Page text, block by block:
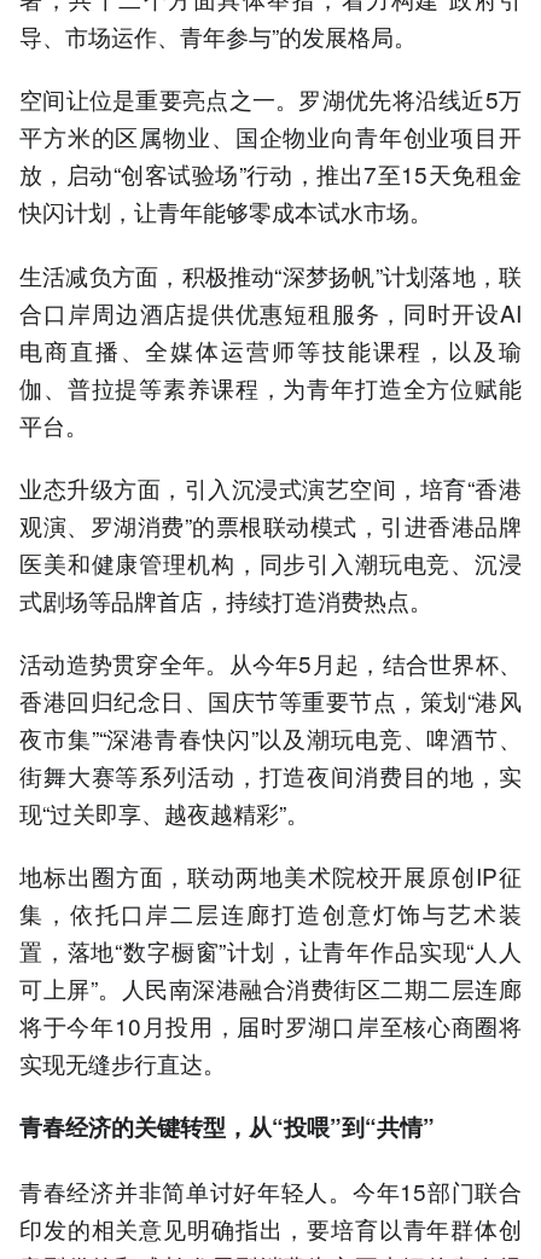
导、市场运作、青年参与”的发展格局。
空间让位是重要亮点之一。罗湖优先将沿线近5万
平方米的区属物业、国企物业向青年创业项目开
放，启动“创客试验场”行动，推出7至15天免租金
快闪计划，让青年能够零成本试水市场。
生活减负方面，积极推动“深梦扬帆”计划落地，联
合口岸周边酒店提供优惠短租服务，同时开设AI
电商直播、全媒体运营师等技能课程，以及瑜
伽、普拉提等素养课程，为青年打造全方位赋能
平台。
业态升级方面，引入沉浸式演艺空间，培育“香港
观演、罗湖消费”的票根联动模式，引进香港品牌
医美和健康管理机构，同步引入潮玩电竞、沉浸
式剧场等品牌首店，持续打造消费热点。
活动造势贯穿全年。从今年5月起，结合世界杯、
香港回归纪念日、国庆节等重要节点，策划“港风
夜市集”“深港青春快闪”以及潮玩电竞、啤酒节、
街舞大赛等系列活动，打造夜间消费目的地，实
现“过关即享、越夜越精彩”。
地标出圈方面，联动两地美术院校开展原创IP征
集，依托口岸二层连廊打造创意灯饰与艺术装
置，落地“数字橱窗”计划，让青年作品实现“人人
可上屏”。人民南深港融合消费街区二期二层连廊
将于今年10月投用，届时罗湖口岸至核心商圈将
实现无缝步行直达。
青春经济的关键转型，从“投喂”到“共情”
青春经济并非简单讨好年轻人。今年15部门联合
印发的相关意见明确指出，要培育以青年群体创